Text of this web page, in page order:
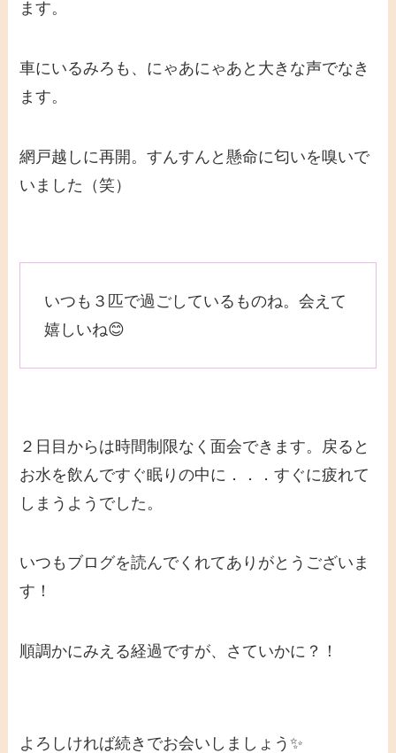
ます。
車にいるみろも、にゃあにゃあと大きな声でなき
ます。
網戸越しに再開。すんすんと懸命に匂いを嗅いで
いました（笑）
いつも３匹で過ごしているものね。会えて
嬉しいね😊
２日目からは時間制限なく面会できます。戻ると
お水を飲んですぐ眠りの中に．．．すぐに疲れて
しまうようでした。
いつもブログを読んでくれてありがとうございま
す！
順調かにみえる経過ですが、さていかに？！
よろしければ続きでお会いしましょう✨